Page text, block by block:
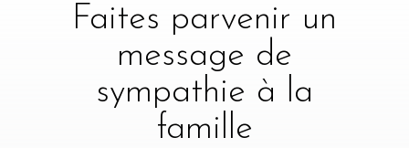
Faites parvenir un
message de
sympathie à la
famille